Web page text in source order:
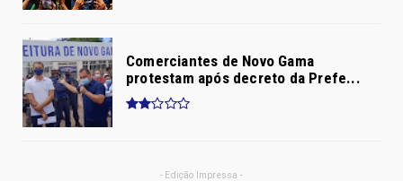
Comerciantes de Novo Gama
protestam após decreto da Prefe...
- Edição Impressa -